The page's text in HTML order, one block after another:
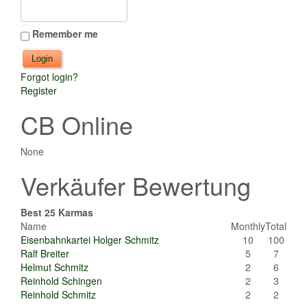
Remember me
Forgot login?
Register
CB Online
None
Verkäufer Bewertung
Best 25 Karmas
Name
MonthlyTotal
Eisenbahnkartei Holger Schmitz
10
100
Ralf Breiter
5
7
Helmut Schmitz
2
6
Reinhold Schingen
2
3
Reinhold Schmitz
2
2